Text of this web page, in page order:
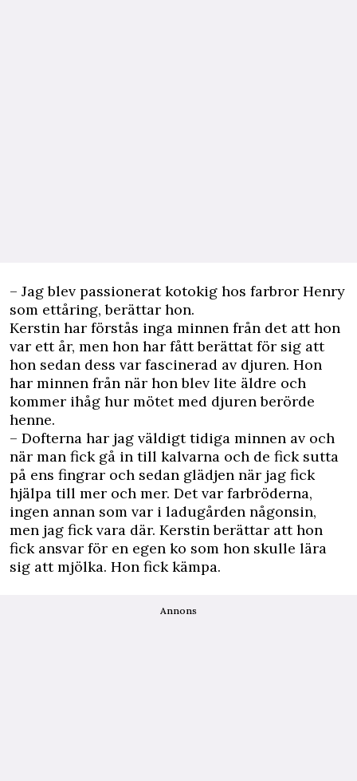
– Jag blev passionerat kotokig hos farbror Henry
som ettåring, berättar hon.
Kerstin har förstås inga minnen från det att hon
var ett år, men hon har fått berättat för sig att
hon sedan dess var fascinerad av djuren. Hon
har minnen från när hon blev lite äldre och
kommer ihåg hur mötet med djuren berörde
henne.
– Dofterna har jag väldigt tidiga minnen av och
när man fick gå in till kalvarna och de fick sutta
på ens fingrar och sedan glädjen när jag fick
hjälpa till mer och mer. Det var farbröderna,
ingen annan som var i ladugården någonsin,
men jag fick vara där. Kerstin berättar att hon
fick ansvar för en egen ko som hon skulle lära
sig att mjölka. Hon fick kämpa.
Annons